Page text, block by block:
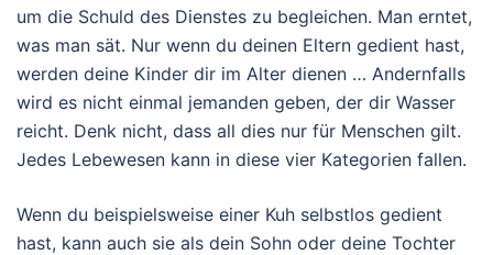
um die Schuld des Dienstes zu begleichen. Man erntet,
was man sät. Nur wenn du deinen Eltern gedient hast,
werden deine Kinder dir im Alter dienen … Andernfalls
wird es nicht einmal jemanden geben, der dir Wasser
reicht. Denk nicht, dass all dies nur für Menschen gilt.
Jedes Lebewesen kann in diese vier Kategorien fallen.
Wenn du beispielsweise einer Kuh selbstlos gedient
hast, kann auch sie als dein Sohn oder deine Tochter